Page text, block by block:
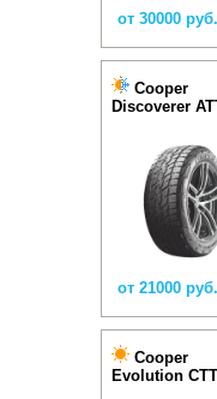
от 30000
Cooper
Discoverer
от 21000
Cooper
Evolution CTT